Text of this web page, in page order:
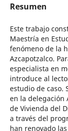
Resumen
Este trabajo
Maestría en
fenómeno de la
Azcapotzalco.
especialista en
introduce al
estudio de caso.
en la delegación
de Vivienda del
a través del
han renovado